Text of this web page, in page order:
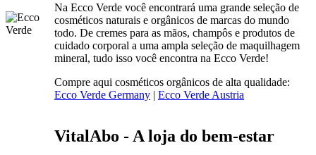
Na Ecco Verde você encontrará uma grande seleção de
cosméticos naturais e orgânicos de marcas do mundo
todo. De cremes para as mãos, champôs e produtos de
cuidado corporal a uma ampla seleção de maquilhagem
mineral, tudo isso você encontra na Ecco Verde!
Compre aqui cosméticos orgânicos de alta qualidade:
Ecco Verde Germany | Ecco Verde Austria
VitalAbo - A loja do bem-estar